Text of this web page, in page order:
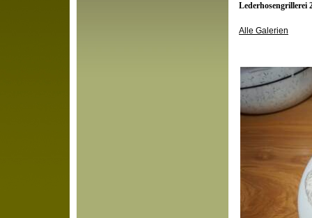
Lederhosengrillerei
Alle Galerien